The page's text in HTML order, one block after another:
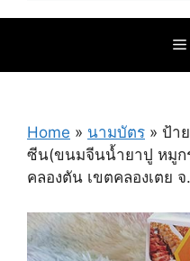
Home » นามบัตร » ป้า
ซีน(ขนมจีนน้ำยาปู หมูก
คลองตัน เขตคลองเตย จ